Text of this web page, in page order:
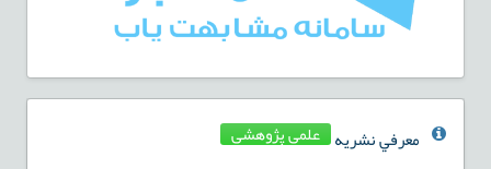
معرفي نشريه علمی پژوهشی